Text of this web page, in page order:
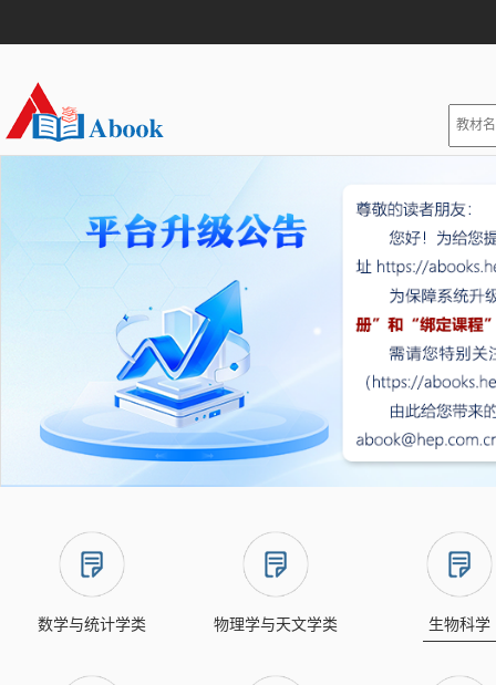
数学与统计学类 物理学与天文学类 生物科学